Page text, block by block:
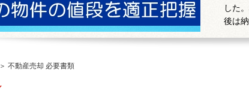
した
後は
＞ 不動産売却 必要書類